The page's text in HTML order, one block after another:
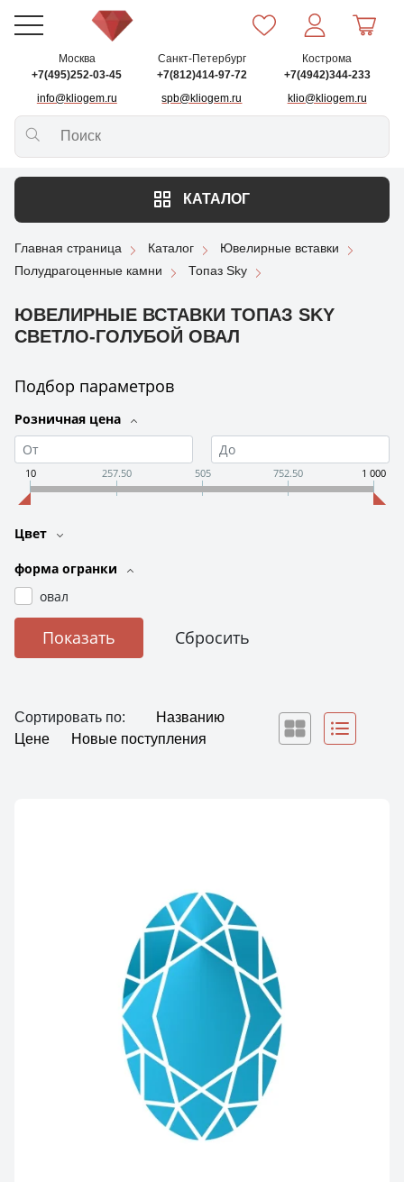
Москва
+7(495)252-03-45
info@kliogem.ru
Санкт-Петербург
+7(812)414-97-72
spb@kliogem.ru
Кострома
+7(4942)344-233
klio@kliogem.ru
КАТАЛОГ
Главная страница Каталог
Ювелирные вставки
Полудрагоценные камни
Топаз Sky
ЮВЕЛИРНЫЕ ВСТАВКИ ТОПАЗ SKY
СВЕТЛО-ГОЛУБОЙ ОВАЛ
Подбор параметров
Розничная цена
10 257.50 505 752.50 1 000
Цвет
форма огранки
овал
Сортировать по:
Названию
Цене
Новые поступления